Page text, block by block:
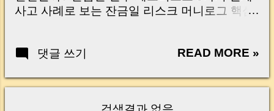
사고 사례로 보는 잔금일 리스크 머니로그 핵심
Your Account Is It Safe If the Seller Has a
Real Risks and Mistakes to Avoid MoneyLog
댓글 쓰기 READ MORE »